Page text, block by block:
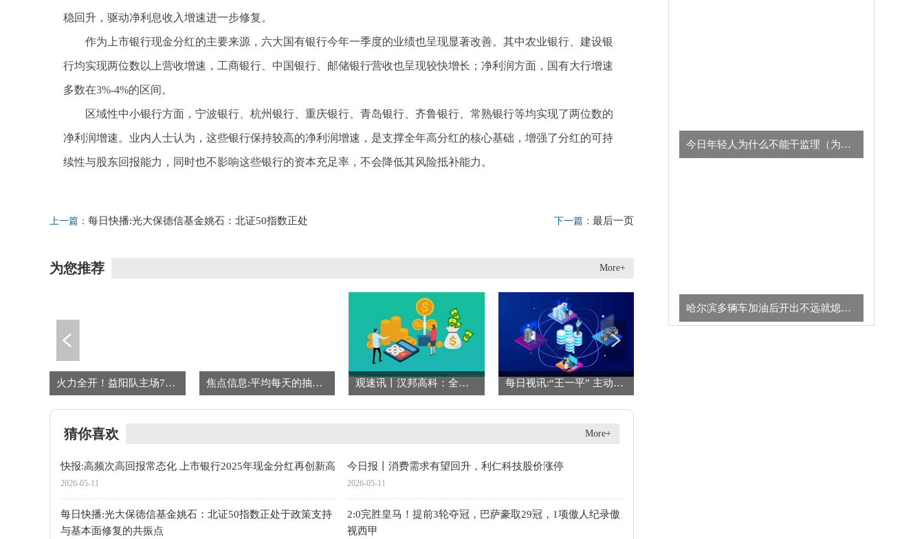
稳回升，驱动净利息收入增速进一步修复。
作为上市银行现金分红的主要来源，六大国有银行今年一季度的业绩也呈现显著改善。其中农业银行、建设银
行均实现两位数以上营收增速，工商银行、中国银行、邮储银行营收也呈现较快增长；净利润方面，国有大行增速
多数在3%-4%的区间。
区域性中小银行方面，宁波银行、杭州银行、重庆银行、青岛银行、齐鲁银行、常熟银行等均实现了两位数的
净利润增速。业内人士认为，这些银行保持较高的净利润增速，是支撑全年高分红的核心基础，增强了分红的可持
续性与股东回报能力，同时也不影响这些银行的资本充足率，不会降低其风险抵补能力。
上一篇： 每日快播:光大保德信基金姚石：北证50指数正处
下一篇： 最后一页
为您推荐 More+
火力全开！益阳队主场74：59战胜湘西队！ 今日热议 焦点信息:平均每天的抽烟上限是多少？医生：控制在这个数，无伤大雅！ 观速讯丨汉邦高科：全资子公司签订高性能GPU设备采购及集成维保服务合同，总价27.83亿元 每日视讯:“王一平” 主动拒客
猜你喜欢 More+
快报:高频次高回报常态化 上市银行2025年现金分红再创新高
2026-05-11
今日报丨消费需求有望回升，利仁科技股价涨停
2026-05-11
每日快播:光大保德信基金姚石：北证50指数正处于政策支持
与基本面修复的共振点
2:0完胜皇马！提前3轮夺冠，巴萨豪取29冠，1项傲人纪录傲
视西甲
今日年轻人为什么不能干监理（为什么年轻人不适合干监理的真正原因）
哈尔滨多辆车加油后开出不远就熄火，加油站：油罐进了水，已赔偿车主们损失